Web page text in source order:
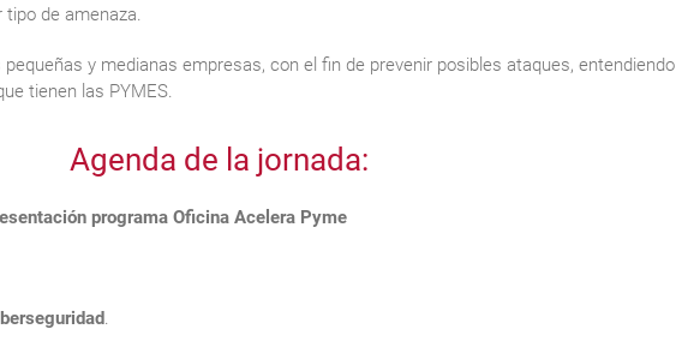
tipo de amenaza.
y medianas empresas, con el fin de prevenir posibles ataques, entendiendo
tienen las PYMES.
Agenda de la jornada:
programa Oficina Acelera Pyme
.